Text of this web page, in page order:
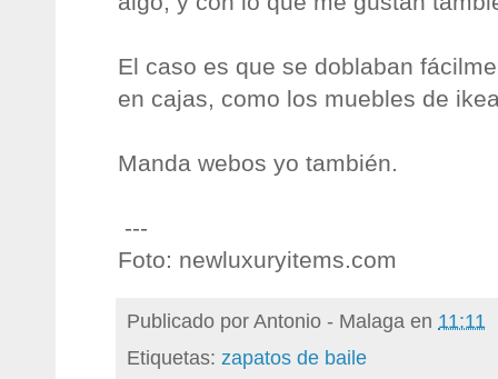
El caso es que se doblaban
en cajas, como los muebles de
Manda webos yo también.
---
Foto: newluxuryitems.com
Publicado porAntonio - Malaga en 11:11
Etiquetas: zapatos de baile